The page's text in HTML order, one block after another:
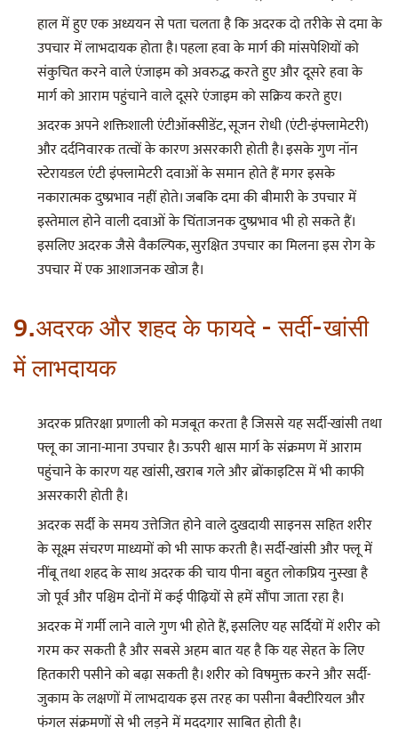
हाल में हुए एक अध्ययन से पता चलता है कि अदरक दो तरीके से दमा के
उपचार में लाभदायक होता है। पहला हवा के मार्ग की मांसपेशियों को
संकुचित करने वाले एंजाइम को अवरुद्ध करते हुए और दूसरे हवा के
मार्ग को आराम पहुंचाने वाले दूसरे एंजाइम को सक्रिय करते हुए।
अदरक अपने शक्तिशाली एंटीऑक्सीडेंट, सूजन रोधी (एंटी-इंफ्लामेटरी)
और दर्दनिवारक तत्वों के कारण असरकारी होती है। इसके गुण नॉन
स्टेरायडल एंटी इंफ्लामेटरी दवाओं के समान होते हैं मगर इसके
नकारात्मक दुष्प्रभाव नहीं होते। जबकि दमा की बीमारी के उपचार में
इस्तेमाल होने वाली दवाओं के चिंताजनक दुष्प्रभाव भी हो सकते हैं।
इसलिए अदरक जैसे वैकल्पिक, सुरक्षित उपचार का मिलना इस रोग के
उपचार में एक आशाजनक खोज है।
9.अदरक और शहद के फायदे - सर्दी-खांसी
में लाभदायक
अदरक प्रतिरक्षा प्रणाली को मजबूत करता है जिससे यह सर्दी-खांसी तथा
फ्लू का जाना-माना उपचार है। ऊपरी श्वास मार्ग के संक्रमण में आराम
पहुंचाने के कारण यह खांसी, खराब गले और ब्रोंकाइटिस में भी काफी
असरकारी होती है।
अदरक सर्दी के समय उत्तेजित होने वाले दुखदायी साइनस सहित शरीर
के सूक्ष्म संचरण माध्यमों को भी साफ करती है। सर्दी-खांसी और फ्लू में
नींबू तथा शहद के साथ अदरक की चाय पीना बहुत लोकप्रिय नुस्खा है
जो पूर्व और पश्चिम दोनों में कई पीढ़ियों से हमें सौंपा जाता रहा है।
अदरक में गर्मी लाने वाले गुण भी होते हैं, इसलिए यह सर्दियों में शरीर को
गरम कर सकती है और सबसे अहम बात यह है कि यह सेहत के लिए
हितकारी पसीने को बढ़ा सकती है। शरीर को विषमुक्त करने और सर्दी-
जुकाम के लक्षणों में लाभदायक इस तरह का पसीना बैक्टीरियल और
फंगल संक्रमणों से भी लड़ने में मददगार साबित होती है।